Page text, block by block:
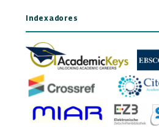
Indexadores